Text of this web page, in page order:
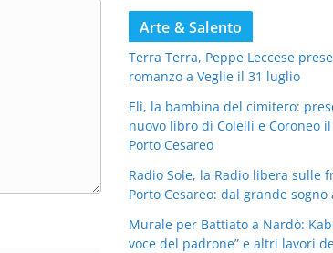
Arte & Salento
Terra Terra, Peppe Leccese
romanzo a Veglie il 31 luglio
Elì, la bambina del cimitero:
nuovo libro di Colelli e Coroneo
Porto Cesareo
Radio Sole, la Radio libera sulle
Porto Cesareo: dal grande
Murale per Battiato a Nardò:
voce del padrone” e altri lavori